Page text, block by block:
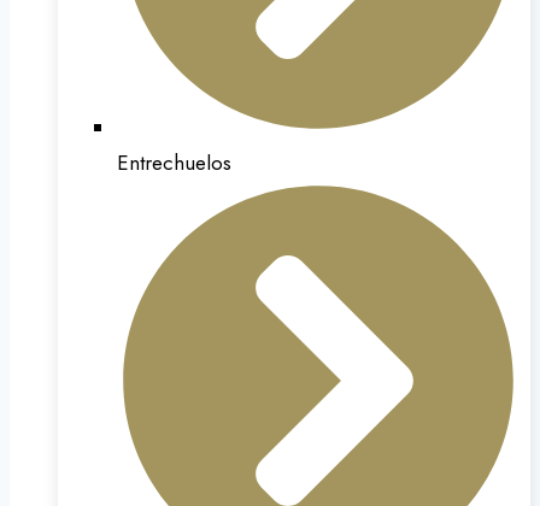
Entrechuelos